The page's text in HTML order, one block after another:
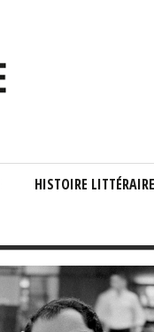
HISTOIRE LITTÉRAIRE